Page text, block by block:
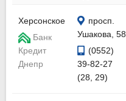
Херсонское
Банк
Кредит
Днепр
просп.
Ушакова, 58
(0552)
39-82-27
(28, 29)